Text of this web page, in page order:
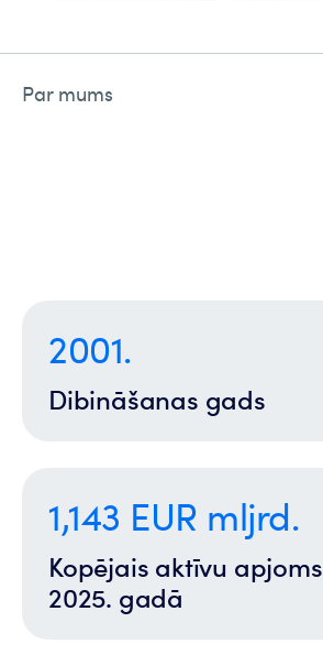
Par mums
2001.
Dibināšanas gads
1,143 EUR mljrd.
Kopējais aktīvu apjoms
2025. gadā